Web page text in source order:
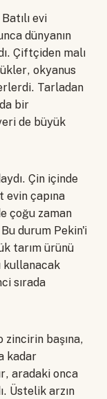
evi
dünyanın
Çiftçiden malı
okyanus
Tarladan
bir
de büyük
Çin içinde
evin çapına
çoğu zaman
Bu durum Pekin'i
tarım ürünü
kullanacak
sırada
zincirin başına,
kadar
aradaki onca
Üstelik arzın